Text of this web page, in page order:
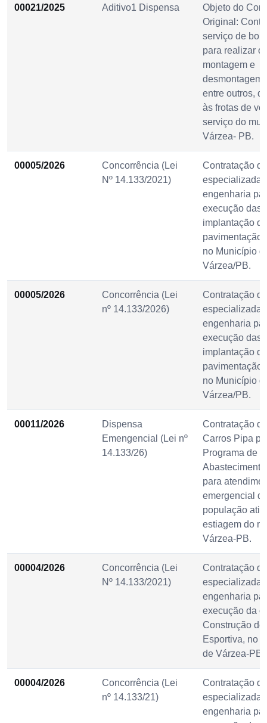
00021/2025 Aditivo1 Dispensa
Objeto do
Original:
serviço de
para realizar
montagem e
desmontagem
entre outros,
às frotas de
serviço do
Várzea- PB.
00005/2026
Concorrência (Lei
Nº 14.133/2021)
Contratação
especializada
engenharia
execução das
implantação de
pavimentação
no Município
Várzea/PB.
00005/2026
Concorrência (Lei
nº 14.133/2026)
Contratação
especializada
engenharia
execução das
implantação de
pavimentação
no Município
Várzea/PB.
00011/2026
Dispensa
Emengencial (Lei nº
14.133/26)
Contratação
Carros Pipa
Programa de
Abastecimento
para
emergencial
população
estiagem do
Várzea-PB.
00004/2026
Concorrência (Lei
Nº 14.133/2021)
Contratação
especializada
engenharia
execução da
Construção de
Esportiva, no
de Várzea-PB.
00004/2026
Concorrência (Lei
nº 14.133/21)
Contratação
especializada
engenharia